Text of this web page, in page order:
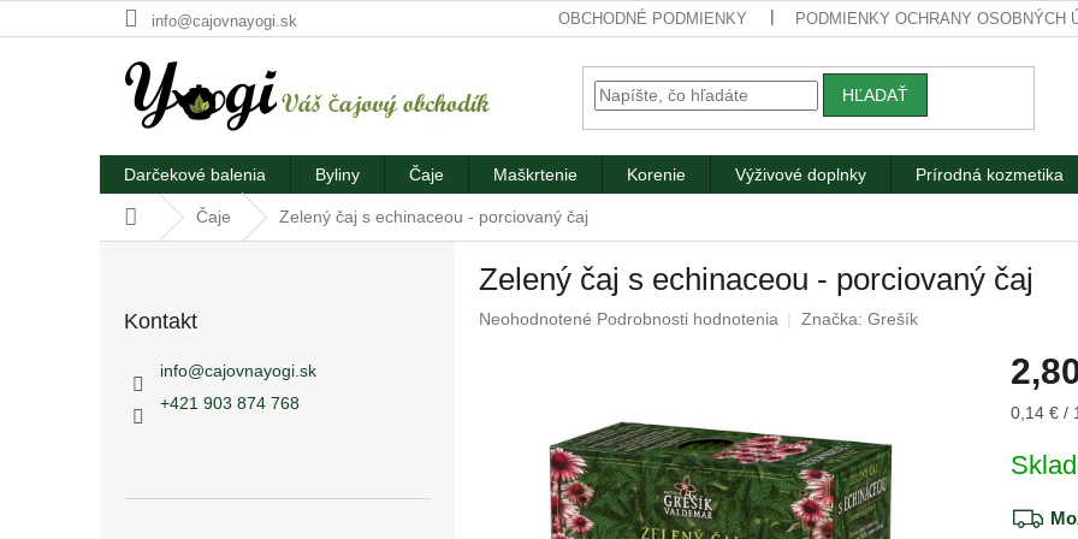
na
info@cajovnayogi.sk OBCHODNÉ PODMIENKY PODMIENKY OCHRANY OSOBNÝCH
HĽADAŤ
Darčekové balenia Byliny Čaje Maškrtenie Korenie Výživové doplnky Prírodná kozmetika
DomovČaje Zelený čaj s echinaceou - porciovaný čaj
Kontakt
info@cajovnayogi.sk
+421 903 874 768
Zelený čaj s echinaceou - porciovaný čaj
Priemerné
hviezdičiek.
Neohodnotené Podrobnosti hodnotenia Značka: Grešík
0,14 € /